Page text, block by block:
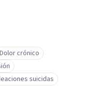
Dolor crónico
suicidas